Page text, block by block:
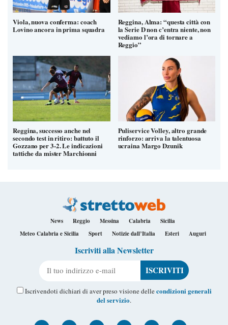
Viola, nuova conferma: coach
Lovino ancora in prima squadra
Reggina, Alma: “questa città con
la Serie D non c’entra niente, non
vediamo l’ora di tornare a
Reggio”
Reggina, successo anche nel
secondo test in ritiro: battuto il
Gozzano per 3-2. Le indicazioni
tattiche da mister Marchionni
Puliservice Volley, altro grande
rinforzo: arriva la talentuosa
ucraina Margo Dzunik
News Reggio Messina Calabria
Sicilia
Meteo Calabria e Sicilia
Sport Notizie dall’Italia Esteri Auguri
Iscriviti alla Newsletter
Iscrivendoti dichiari di aver preso visione dellecondizioni generali
del servizio.